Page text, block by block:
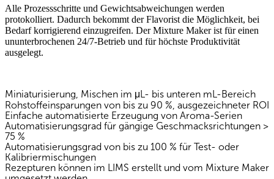
Alle Prozessschritte und Gewichtsabweichungen werden
protokolliert. Dadurch bekommt der Flavorist die Möglichkeit, bei
Bedarf korrigierend einzugreifen. Der Mixture Maker ist für einen
ununterbrochenen 24/7-Betrieb und für höchste Produktivität
ausgelegt.
Miniaturisierung, Mischen im μL- bis unteren mL-Bereich
Rohstoffeinsparungen von bis zu 90 %, ausgezeichneter ROI
Einfache automatisierte Erzeugung von Aroma-Serien
Automatisierungsgrad für gängige Geschmacksrichtungen >
75 %
Automatisierungsgrad von bis zu 100 % für Test- oder
Kalibriermischungen
Rezepturen können im LIMS erstellt und vom Mixture Maker